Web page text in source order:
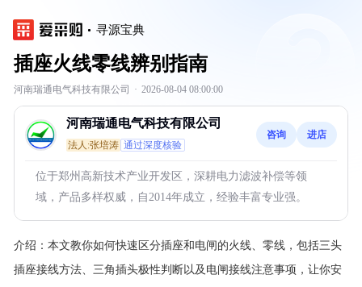
寻源宝典
插座火线零线辨别指南
河南瑞通电气科技有限公司 · 2026-08-04 08:00:00
河南瑞通电气科技有限公司
法人:张培涛 通过深度核验
咨询 进店
位于郑州高新技术产业开发区，深耕电力滤波补偿等领
域，产品多样权威，自2014年成立，经验丰富专业强。
介绍： 本文教你如何快速区分插座和电闸的火线、零线，包括三头
插座接线方法、三角插头极性判断以及电闸接线注意事项，让你安